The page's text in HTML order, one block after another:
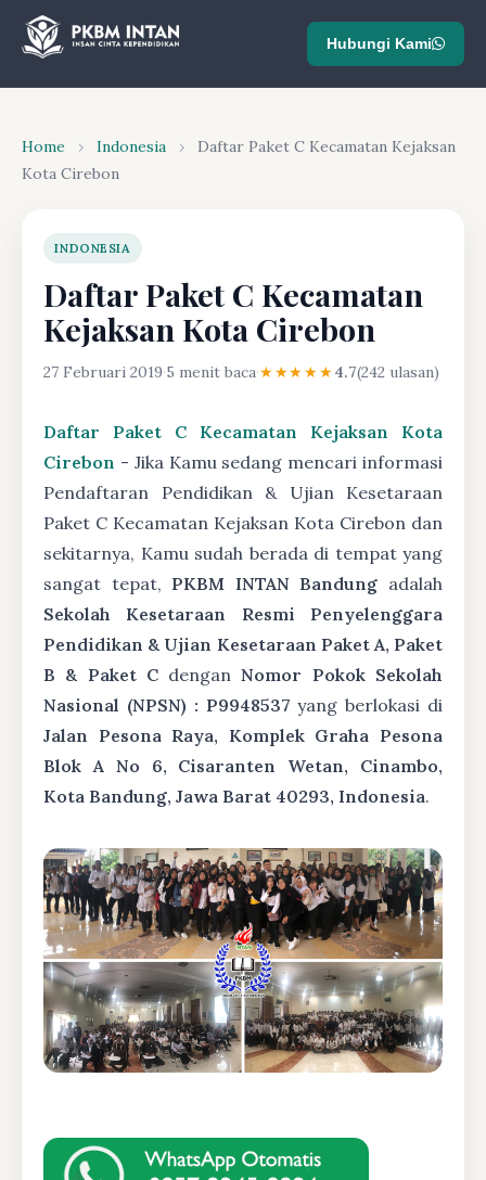
Hubungi Kami
Home › Indonesia ›
Daftar Paket C Kecamatan Kejaksan
Kota Cirebon
INDONESIA
Daftar Paket C Kecamatan
Kejaksan Kota Cirebon
27 Februari 2019·5 menit baca·★★★★★4.7(242 ulasan)
Daftar Paket C Kecamatan Kejaksan Kota
Cirebon - Jika Kamu sedang mencari informasi
Pendaftaran Pendidikan & Ujian Kesetaraan
Paket C Kecamatan Kejaksan Kota Cirebon dan
sekitarnya, Kamu sudah berada di tempat yang
sangat tepat, PKBM INTAN Bandung adalah
Sekolah Kesetaraan Resmi Penyelenggara
Pendidikan & Ujian Kesetaraan Paket A, Paket
B & Paket CdenganNomor Pokok Sekolah
Nasional (NPSN) : P9948537 yang berlokasi di
Jalan Pesona Raya, Komplek Graha Pesona
Blok A No 6, Cisaranten Wetan, Cinambo,
Kota Bandung, Jawa Barat 40293, Indonesia.